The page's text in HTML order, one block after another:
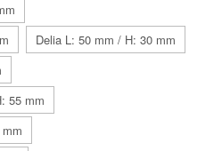
Delia L: 50 mm / H: 30 mm
55 mm